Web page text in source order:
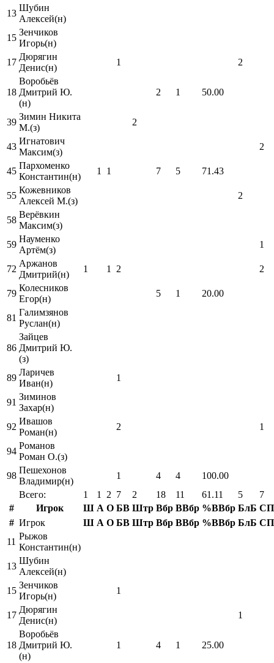
Всего: 1 1 2 7 2 18 11 61.11 5
7
#
Игрок Ш А О БВ Штр Вбр ВВбр %ВВбр БлБ
13
Шубин
Алексей(н)
15
Зенчиков
Игорь(н)
17
Дюрягин
Денис(н)
1 2
18
Воробьёв
Дмитрий Ю.
(н)
2 1 50.00
39
Зимин Никита
М.(з)
2
43
Игнатович
Максим(з)
2
45
Пархоменко
Константин(н)
1 1 7 5 71.43
55
Кожевников
Алексей М.(з)
2
58
Верёвкин
Максим(з)
59
Науменко
Артём(з)
1
72
Аржанов
Дмитрий(н)
1 1 2 2
79
Колесников
Егор(н)
5 1 20.00
81
Галимзянов
Руслан(н)
86
Зайцев
Дмитрий Ю.
(з)
89
Ларичев
Иван(н)
1
91
Зиминов
Захар(н)
92
Ивашов
Роман(н)
2 1
94
Романов
Роман О.(з)
98
Пешехонов
Владимир(н)
1 4 4 100.00
# Игрок Ш А О БВ Штр Вбр ВВбр %ВВбр БлБ
11
Рыжов
Константин(н)
13
Шубин
Алексей(н)
15
Зенчиков
Игорь(н)
1
17
Дюрягин
Денис(н)
1
18
Воробьёв
Дмитрий Ю.
(н)
1 4 1 25.00